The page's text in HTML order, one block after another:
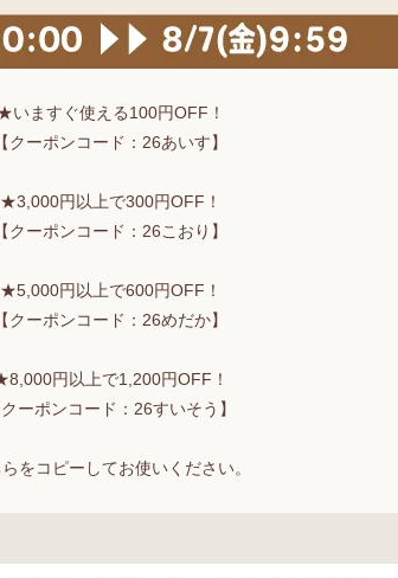
いますぐ使える100円OFF！
【クーポンコード：26あいす】
★3,000円以上で300円OFF！
【クーポンコード：26こおり】
★5,000円以上で600円OFF！
【クーポンコード：26めだか】
円以上で1,200円OFF！
クーポンコード：26すいそう】
をコピーしてお使いください。